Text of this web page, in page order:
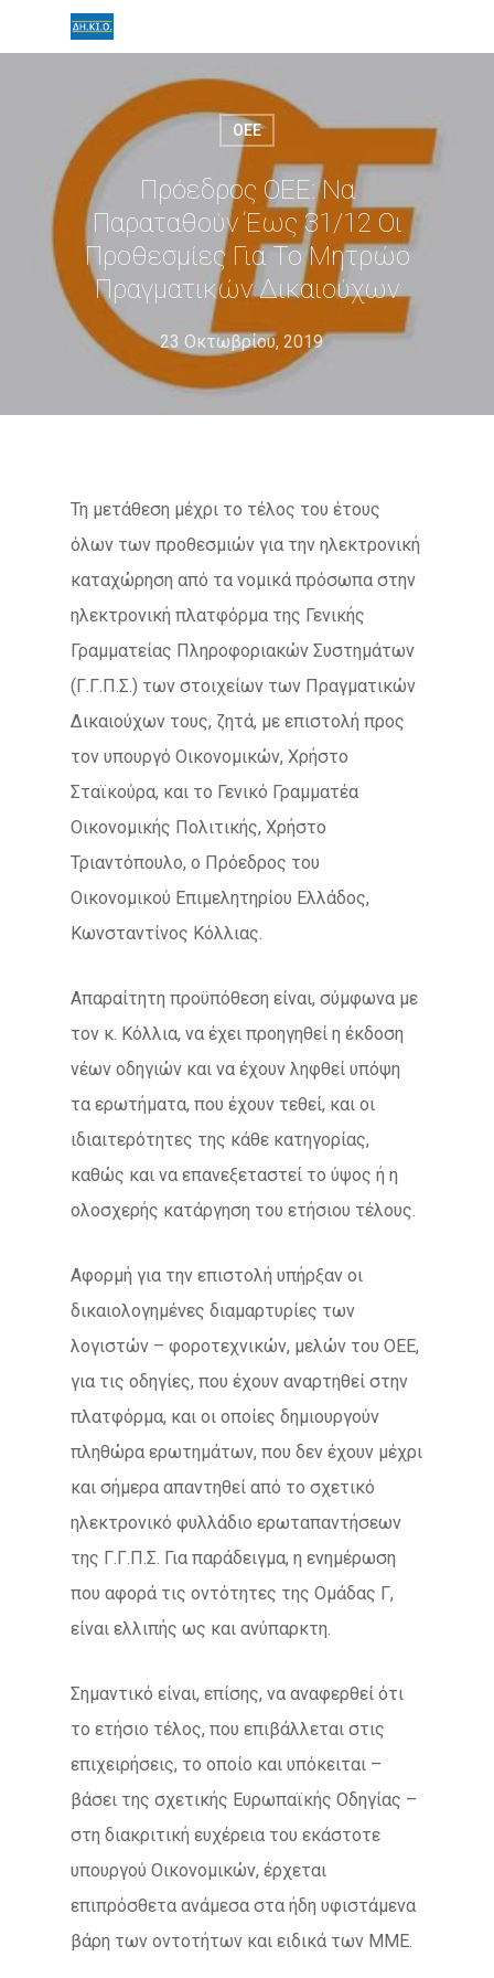
ΟΕΕ
Πρόεδρος ΟΕΕ: Να
Παραταθούν Έως 31/12 Οι
Προθεσμίες Για Το Μητρώο
Πραγματικών Δικαιούχων
23 Οκτωβρίου, 2019
Τη μετάθεση μέχρι το τέλος του έτους
όλων των προθεσμιών για την ηλεκτρονική
καταχώρηση από τα νομικά πρόσωπα στην
ηλεκτρονική πλατφόρμα της Γενικής
Γραμματείας Πληροφοριακών Συστημάτων
(Γ.Γ.Π.Σ.) των στοιχείων των Πραγματικών
Δικαιούχων τους, ζητά, με επιστολή προς
τον υπουργό Οικονομικών, Χρήστο
Σταϊκούρα, και το Γενικό Γραμματέα
Οικονομικής Πολιτικής, Χρήστο
Τριαντόπουλο, ο Πρόεδρος του
Οικονομικού Επιμελητηρίου Ελλάδος,
Κωνσταντίνος Κόλλιας.
Απαραίτητη προϋπόθεση είναι, σύμφωνα με
τον κ. Κόλλια, να έχει προηγηθεί η έκδοση
νέων οδηγιών και να έχουν ληφθεί υπόψη
τα ερωτήματα, που έχουν τεθεί, και οι
ιδιαιτερότητες της κάθε κατηγορίας,
καθώς και να επανεξεταστεί το ύψος ή η
ολοσχερής κατάργηση του ετήσιου τέλους.
Αφορμή για την επιστολή υπήρξαν οι
δικαιολογημένες διαμαρτυρίες των
λογιστών – φοροτεχνικών, μελών του ΟΕΕ,
για τις οδηγίες, που έχουν αναρτηθεί στην
πλατφόρμα, και οι οποίες δημιουργούν
πληθώρα ερωτημάτων, που δεν έχουν μέχρι
και σήμερα απαντηθεί από το σχετικό
ηλεκτρονικό φυλλάδιο ερωταπαντήσεων
της Γ.Γ.Π.Σ. Για παράδειγμα, η ενημέρωση
που αφορά τις οντότητες της Ομάδας Γ,
είναι ελλιπής ως και ανύπαρκτη.
Σημαντικό είναι, επίσης, να αναφερθεί ότι
το ετήσιο τέλος, που επιβάλλεται στις
επιχειρήσεις, το οποίο και υπόκειται –
βάσει της σχετικής Ευρωπαϊκής Οδηγίας –
στη διακριτική ευχέρεια του εκάστοτε
υπουργού Οικονομικών, έρχεται
επιπρόσθετα ανάμεσα στα ήδη υφιστάμενα
βάρη των οντοτήτων και ειδικά των ΜΜΕ.